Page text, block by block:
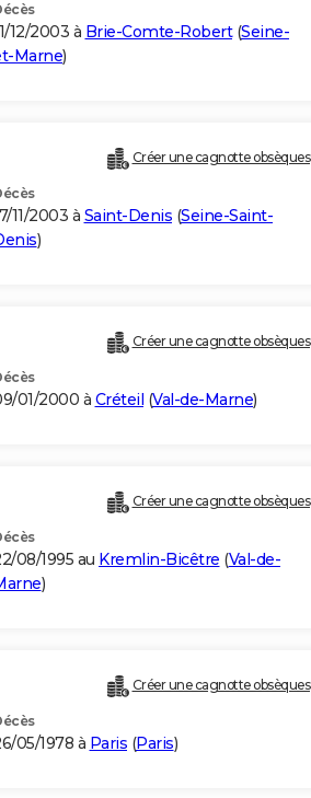
12/2003 à Brie-Comte-Robert(Seine-
Marne)
Créer une cagnotte obsèques
11/2003 à Saint-Denis (Seine-Saint-
)
Créer une cagnotte obsèques
01/2000 à Créteil (Val-de-Marne)
Créer une cagnotte obsèques
08/1995 au Kremlin-Bicêtre (Val-de-
)
Créer une cagnotte obsèques
05/1978 à Paris (Paris)